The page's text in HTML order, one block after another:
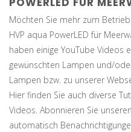
Möchten Sie mehr zum
HVP aqua PowerLED für
haben einige YouTube Videos
gewünschten Lampen und/
Lampen bzw. zu unserer
Hier finden Sie auch diverse
Videos. Abonnieren Sie
automatisch